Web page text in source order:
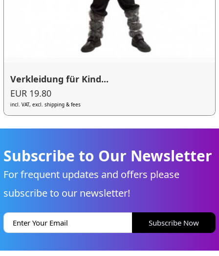
Verkleidung für Kind...
EUR 19.80
incl. VAT, excl. shipping & fees
Subscribe to Our Newsletter
For frequent updates and offers please
subscribe to our newsletter!
Subscribe Now